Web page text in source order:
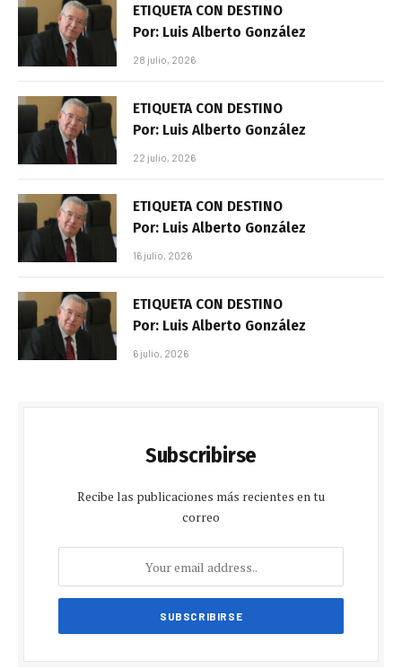
ETIQUETA CON DESTINO
Por: Luis Alberto González
28 julio, 2026
ETIQUETA CON DESTINO
Por: Luis Alberto González
22 julio, 2026
ETIQUETA CON DESTINO
Por: Luis Alberto González
16 julio, 2026
ETIQUETA CON DESTINO
Por: Luis Alberto González
6 julio, 2026
Subscribirse
Recibe las publicaciones más recientes en tu
correo